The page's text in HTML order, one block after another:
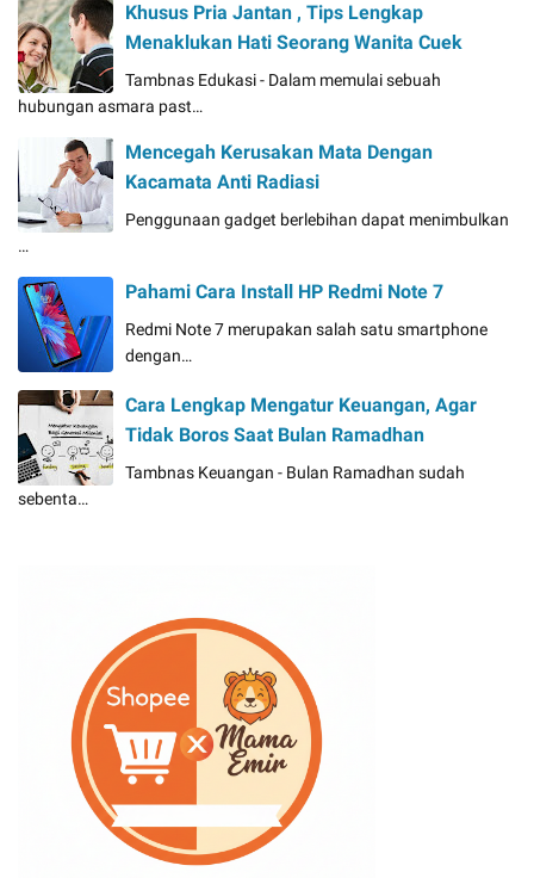
Khusus Pria Jantan , Tips Lengkap
Menaklukan Hati Seorang Wanita Cuek
Tambnas Edukasi - Dalam memulai sebuah
hubungan asmara past…
Mencegah Kerusakan Mata Dengan
Kacamata Anti Radiasi
Penggunaan gadget berlebihan dapat menimbulkan
…
Pahami Cara Install HP Redmi Note 7
Redmi Note 7 merupakan salah satu smartphone
dengan…
Cara Lengkap Mengatur Keuangan, Agar
Tidak Boros Saat Bulan Ramadhan
Tambnas Keuangan - Bulan Ramadhan sudah
sebenta…